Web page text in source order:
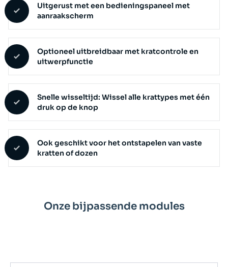
Uitgerust met een bedieningspaneel met
aanraakscherm
Optioneel uitbreidbaar met kratcontrole en
uitwerpfunctie
Snelle wisseltijd: Wissel alle krattypes met één
druk op de knop
Ook geschikt voor het ontstapelen van vaste
kratten of dozen
Onze bijpassende modules